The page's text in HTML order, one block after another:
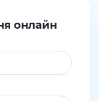
онлайн